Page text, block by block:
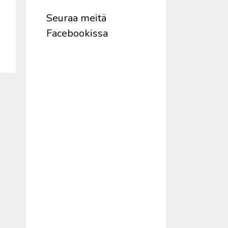
Seuraa meitä
Facebookissa